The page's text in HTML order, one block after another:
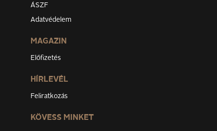
ÁSZF
Adatvédelem
MAGAZIN
Előfizetés
HÍRLEVÉL
Feliratkozás
KÖVESS MINKET